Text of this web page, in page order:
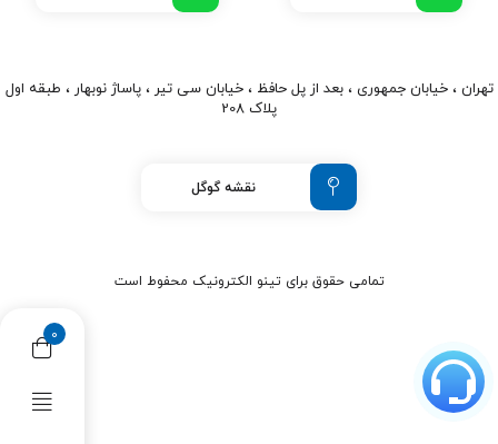
0
تهران ، خیابان جمهوری ، بعد از پل حافظ ، خیابان سی تیر ، پاساژ نوبهار ، طبقه اول
پلاک 208
نقشه گوگل
تمامی حقوق برای تینو الکترونیک محفوط است